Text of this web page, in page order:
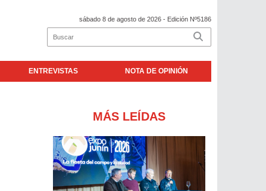
sábado 8 de agosto de 2026 - Edición Nº5186
ENTREVISTAS NOTA DE OPINIÓN
MÁS LEÍDAS